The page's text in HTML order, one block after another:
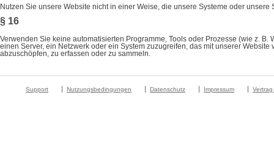
Nutzen Sie unsere Website nicht in einer Weise, die unsere Systeme oder
§ 16
Verwenden Sie keine automatisierten Programme, Tools oder Prozesse (wie z.
einen Server, ein Netzwerk oder ein System zuzugreifen, das mit unserer
abzuschöpfen, zu erfassen oder zu sammeln.
Support Nutzungsbedingungen Datenschutz Impressum